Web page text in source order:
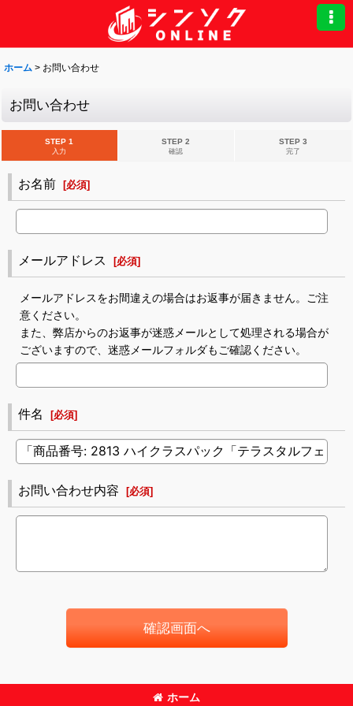
ホーム > お問い合わせ
お問い合わせ
STEP 1
入力
STEP 2
確認
STEP 3
完了
お名前 [必須]
メールアドレス [必須]
メールアドレスをお間違えの場合はお返事が届きません。ご注
意ください。
また、弊店からのお返事が迷惑メールとして処理される場合が
ございますので、迷惑メールフォルダもご確認ください。
件名 [必須]
お問い合わせ内容 [必須]
確認画面へ
ホーム